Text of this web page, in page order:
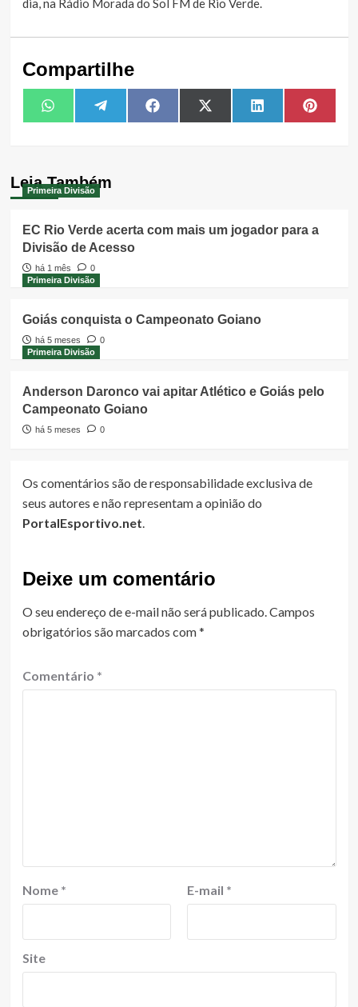
dia, na Rádio Morada do Sol FM de Rio Verde.
Compartilhe
Share
on
WhatsAppShare
on
TelegramShare
on
FacebookShare
on
X
(Twitter)
Share
on
LinkedIn Share
on
Leia Também
Primeira Divisão
EC Rio Verde acerta com mais um jogador para a
Divisão de Acesso
há 1 mês
0
Primeira Divisão
Goiás conquista o Campeonato Goiano
há 5 meses
0
Primeira Divisão
Anderson Daronco vai apitar Atlético e Goiás pelo
Campeonato Goiano
há 5 meses 0
Os comentários são de responsabilidade exclusiva de
seus autores e não representam a opinião do
PortalEsportivo.net.
Deixe um comentário
O seu endereço de e-mail não será publicado.Campos
obrigatórios são marcados com*
Comentário *
Nome * E-mail *
Site